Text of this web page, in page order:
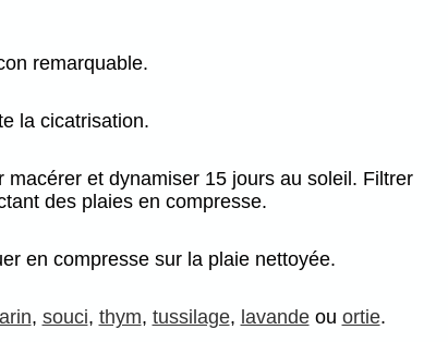
remarquable.
la cicatrisation.
et dynamiser 15 jours au soleil. Filtrer
des plaies en compresse.
en compresse sur la plaie nettoyée.
, souci, thym, tussilage, lavandeou ortie.